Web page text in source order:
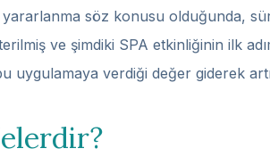
söz konusu olduğunda,
ve şimdiki SPA etkinliğinin ilk
uygulamaya verdiği değer giderek